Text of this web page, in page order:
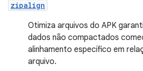
zipalign
Otimiza arquivos do APK
dados não compactados
alinhamento específico em
arquivo.